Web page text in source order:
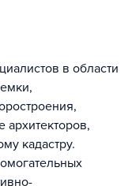
в области
архитекторов,
кадастру.